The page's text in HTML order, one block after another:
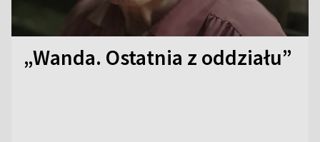
„Wanda. Ostatnia z oddziału”